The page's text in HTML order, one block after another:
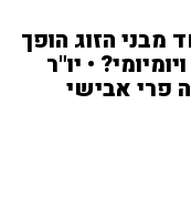
מבני הזוג הופך
• יו"ר
פרי אבישי